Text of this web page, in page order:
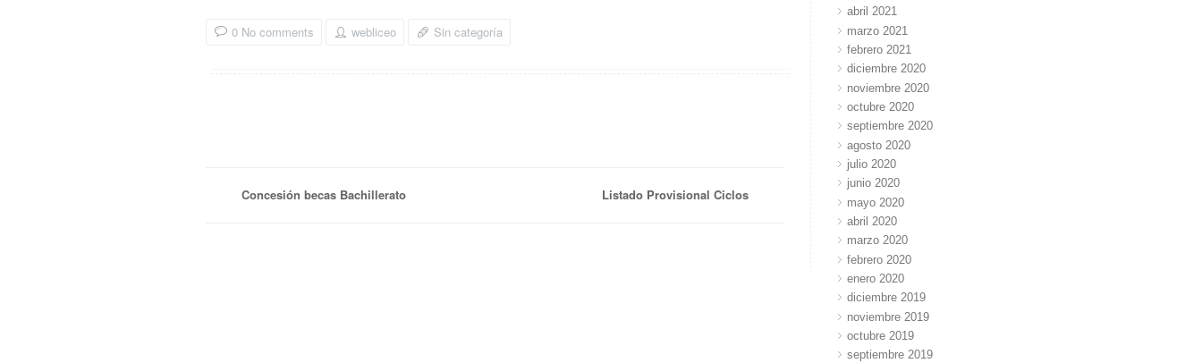
0 No comments webliceo Sin categoría
Concesión becas Bachillerato Listado Provisional Ciclos
abril 2021
marzo 2021
febrero 2021
diciembre 2020
noviembre 2020
octubre 2020
septiembre 2020
agosto 2020
julio 2020
junio 2020
mayo 2020
abril 2020
marzo 2020
febrero 2020
enero 2020
diciembre 2019
noviembre 2019
octubre 2019
septiembre 2019